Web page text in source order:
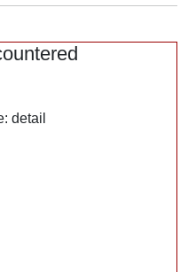
detail